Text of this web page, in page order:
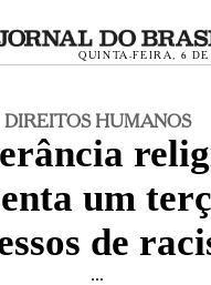
QUINTA-FEIRA, 6 DE
DIREITOS HUMANOS
um
de
...